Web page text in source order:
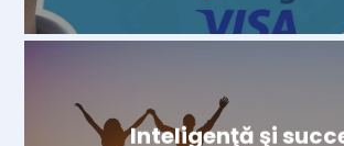
Inteligenţă şi